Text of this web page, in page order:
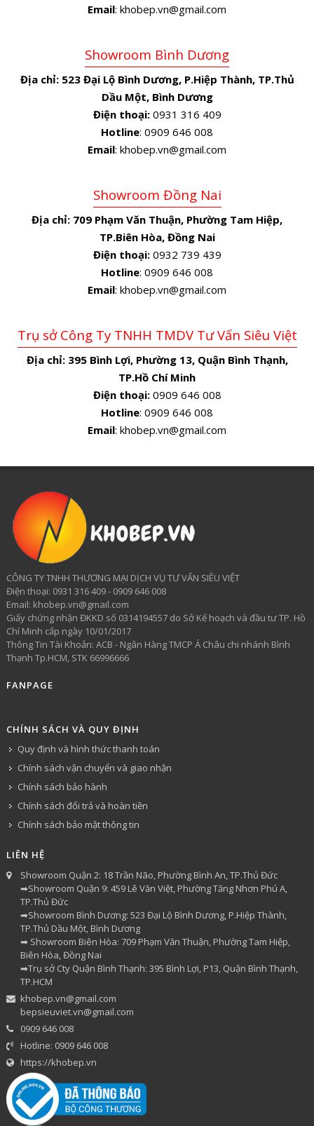
Email: khobep.vn@gmail.com
Showroom Bình Dương
Địa chỉ: 523 Đại Lộ Bình Dương, P.Hiệp Thành, TP.Thủ
Dầu Một, Bình Dương
Điện thoại:0931 316 409
Hotline: 0909 646 008
Email: khobep.vn@gmail.com
Showroom Đồng Nai
Địa chỉ: 709 Phạm Văn Thuận, Phường Tam Hiệp,
TP.Biên Hòa, Đồng Nai
Điện thoại:0932 739 439
Hotline: 0909 646 008
Email: khobep.vn@gmail.com
Trụ sở Công Ty TNHH TMDV Tư Vấn Siêu Việt
Địa chỉ: 395 Bình Lợi, Phường 13, Quận Bình Thạnh,
TP.Hồ Chí Minh
Điện thoại:0909 646 008
Hotline: 0909 646 008
Email: khobep.vn@gmail.com
CÔNG TY TNHH THƯƠNG MẠI DỊCH VỤ TƯ VẤN SIÊU VIỆT
​Điện thoại: 0931 316 409 - 0909 646 008
Email: khobep.vn@gmail.com
Giấy chứng nhận ĐKKD số 0314194557 do Sở Kế hoạch và đầu tư TP. Hồ
Chí Minh cấp ngày 10/01/2017
Thông Tin Tài Khoản: ACB - Ngân Hàng TMCP Á Châu chi nhánh Bình
Thạnh Tp.HCM, STK 66996666
FANPAGE
CHÍNH SÁCH VÀ QUY ĐỊNH
Quy định và hình thức thanh toán
Chính sách vận chuyển và giao nhận
Chính sách bảo hành
Chính sách đổi trả và hoàn tiền
Chính sách bảo mật thông tin
LIÊN HỆ
Showroom Quận 2: 18 Trần Não, Phường Bình An, TP.Thủ Đức
➡Showroom Quận 9: 459 Lê Văn Việt, Phường Tăng Nhơn Phú A,
TP.Thủ Đức
➡Showroom Bình Dương: 523 Đại Lộ Bình Dương, P.Hiệp Thành,
TP.Thủ Dầu Một, Bình Dương
➡ Showroom Biên Hòa: 709 Phạm Văn Thuận, Phường Tam Hiệp,
Biên Hòa, Đồng Nai
➡Trụ sở Cty Quận Bình Thạnh: 395 Bình Lợi, P13, Quận Bình Thạnh,
TP.HCM
khobep.vn@gmail.com
bepsieuviet.vn@gmail.com
0909 646 008
Hotline: 0909 646 008
https://khobep.vn